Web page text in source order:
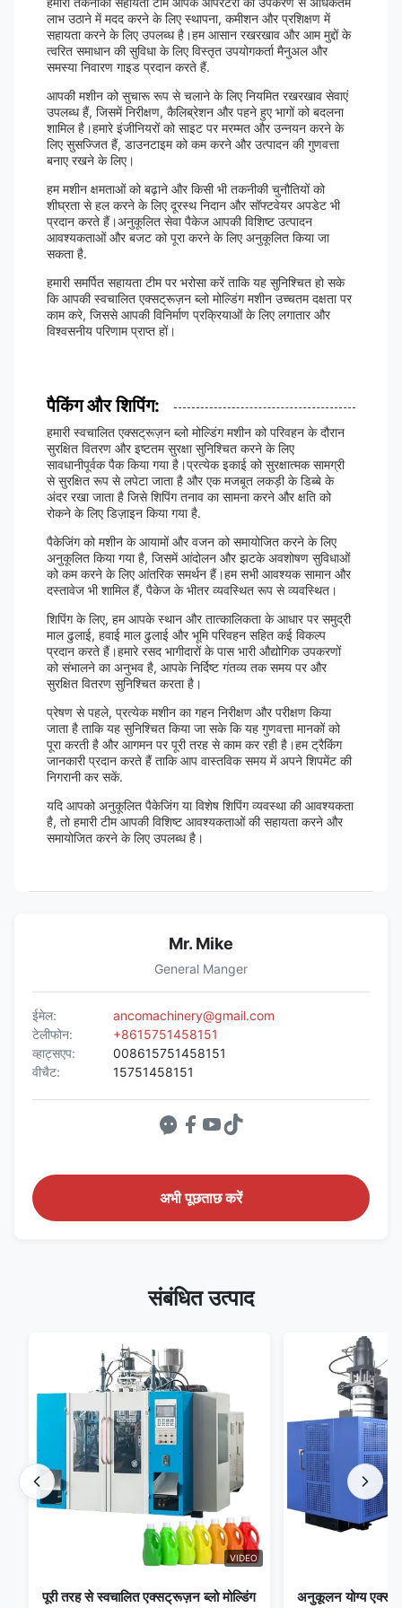
लाभ उठाने में मदद करने के लिए स्थापना, कमीशन और प्रशिक्षण में
सहायता करने के लिए उपलब्ध है।हम आसान रखरखाव और आम मुद्दों के
त्वरित समाधान की सुविधा के लिए विस्तृत उपयोगकर्ता मैनुअल और
समस्या निवारण गाइड प्रदान करते हैं.
आपकी मशीन को सुचारू रूप से चलाने के लिए नियमित रखरखाव सेवाएं
उपलब्ध हैं, जिसमें निरीक्षण, कैलिब्रेशन और पहने हुए भागों को बदलना
शामिल है।हमारे इंजीनियरों को साइट पर मरम्मत और उन्नयन करने के
लिए सुसज्जित हैं, डाउनटाइम को कम करने और उत्पादन की गुणवत्ता
बनाए रखने के लिए।
हम मशीन क्षमताओं को बढ़ाने और किसी भी तकनीकी चुनौतियों को
शीघ्रता से हल करने के लिए दूरस्थ निदान और सॉफ्टवेयर अपडेट भी
प्रदान करते हैं।अनुकूलित सेवा पैकेज आपकी विशिष्ट उत्पादन
आवश्यकताओं और बजट को पूरा करने के लिए अनुकूलित किया जा
सकता है.
हमारी समर्पित सहायता टीम पर भरोसा करें ताकि यह सुनिश्चित हो सके
कि आपकी स्वचालित एक्सट्रूज़न ब्लो मोल्डिंग मशीन उच्चतम दक्षता पर
काम करे, जिससे आपकी विनिर्माण प्रक्रियाओं के लिए लगातार और
विश्वसनीय परिणाम प्राप्त हों।
पैकिंग और शिपिंग:
हमारी स्वचालित एक्सट्रूज़न ब्लो मोल्डिंग मशीन को परिवहन के दौरान
सुरक्षित वितरण और इष्टतम सुरक्षा सुनिश्चित करने के लिए
सावधानीपूर्वक पैक किया गया है।प्रत्येक इकाई को सुरक्षात्मक सामग्री
से सुरक्षित रूप से लपेटा जाता है और एक मजबूत लकड़ी के डिब्बे के
अंदर रखा जाता है जिसे शिपिंग तनाव का सामना करने और क्षति को
रोकने के लिए डिज़ाइन किया गया है.
पैकेजिंग को मशीन के आयामों और वजन को समायोजित करने के लिए
अनुकूलित किया गया है, जिसमें आंदोलन और झटके अवशोषण सुविधाओं
को कम करने के लिए आंतरिक समर्थन हैं।हम सभी आवश्यक सामान और
दस्तावेज भी शामिल हैं, पैकेज के भीतर व्यवस्थित रूप से व्यवस्थित।
शिपिंग के लिए, हम आपके स्थान और तात्कालिकता के आधार पर समुद्री
माल ढुलाई, हवाई माल ढुलाई और भूमि परिवहन सहित कई विकल्प
प्रदान करते हैं।हमारे रसद भागीदारों के पास भारी औद्योगिक उपकरणों
को संभालने का अनुभव है, आपके निर्दिष्ट गंतव्य तक समय पर और
सुरक्षित वितरण सुनिश्चित करता है।
प्रेषण से पहले, प्रत्येक मशीन का गहन निरीक्षण और परीक्षण किया
जाता है ताकि यह सुनिश्चित किया जा सके कि यह गुणवत्ता मानकों को
पूरा करती है और आगमन पर पूरी तरह से काम कर रही है।हम ट्रैकिंग
जानकारी प्रदान करते हैं ताकि आप वास्तविक समय में अपने शिपमेंट की
निगरानी कर सकें.
यदि आपको अनुकूलित पैकेजिंग या विशेष शिपिंग व्यवस्था की आवश्यकता
है, तो हमारी टीम आपकी विशिष्ट आवश्यकताओं की सहायता करने और
समायोजित करने के लिए उपलब्ध है।
Mr. Mike
General Manger
ईमेल:
ancomachinery@gmail.com
टेलीफोन:
+8615751458151
व्हाट्सएप:
008615751458151
वीचैट:
15751458151
अभी पूछताछ करें
संबंधित उत्पाद
VIDEO
पूरी तरह से स्वचालित एक्सट्रूज़न ब्लो मोल्डिंग
अनुकूलन योग्य